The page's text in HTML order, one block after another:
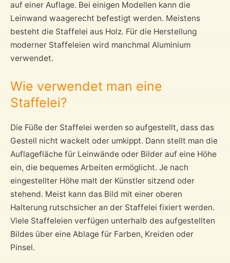
auf einer Auflage. Bei einigen Modellen kann die
Leinwand waagerecht befestigt werden. Meistens
besteht die Staffelei aus Holz. Für die Herstellung
moderner Staffeleien wird manchmal Aluminium
verwendet.
Wie verwendet man eine
Staffelei?
Die Füße der Staffelei werden so aufgestellt, dass das
Gestell nicht wackelt oder umkippt. Dann stellt man die
Auflagefläche für Leinwände oder Bilder auf eine Höhe
ein, die bequemes Arbeiten ermöglicht. Je nach
eingestellter Höhe malt der Künstler sitzend oder
stehend. Meist kann das Bild mit einer oberen
Halterung rutschsicher an der Staffelei fixiert werden.
Viele Staffeleien verfügen unterhalb des aufgestellten
Bildes über eine Ablage für Farben, Kreiden oder
Pinsel.